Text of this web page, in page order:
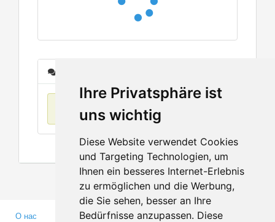
Ihre Privatsphäre ist
uns wichtig
Diese Website verwendet Cookies
und Targeting Technologien, um
Ihnen ein besseres Internet-Erlebnis
zu ermöglichen und die Werbung,
die Sie sehen, besser an Ihre
Bedürfnisse anzupassen. Diese
О нас
Партнерам